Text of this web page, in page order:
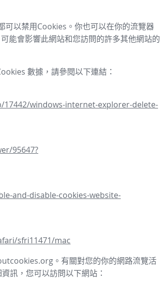
可以禁用Cookies。你也可以在你的流覽器
能會影響此網站和您訪問的許多其他網站的
數據，請參閱以下連結：
windows-internet-explorer-delete-
95647?
and-disable-cookies-website-
sfri11471/mac
。有關對您的你的網路流覽活
訊，您可以訪問以下網站：